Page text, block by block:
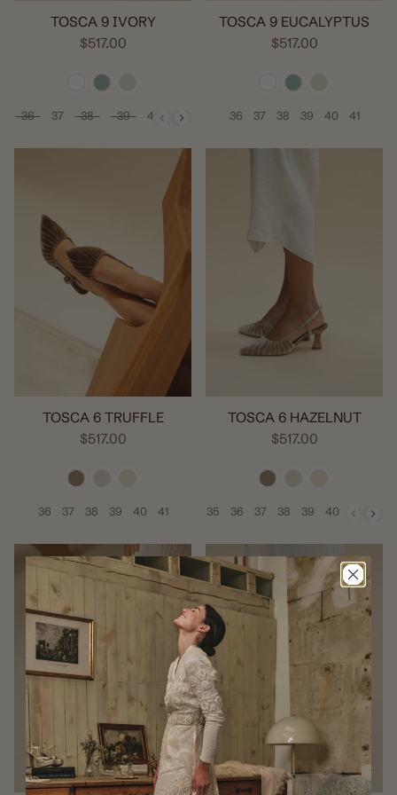
TOSCA 9 IVORY
$517.00
Size
36 37 38 39 40 41
TOSCA 9 EUCALYPTUS
$517.00
Size36 37 38 39 40 41
TOSCA 6 TRUFFLE
$517.00
Size36 37 38 39 40 41
TOSCA 6 HAZELNUT
$517.00
Size
35 36 37 38 39 40 41 42